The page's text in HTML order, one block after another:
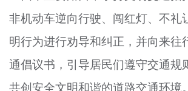
非机动车逆向行驶、闯红灯、不礼
明行为进行劝导和纠正，并向来往
通倡议书，引导居民们遵守交通规
共创安全文明和谐的道路交通环境。